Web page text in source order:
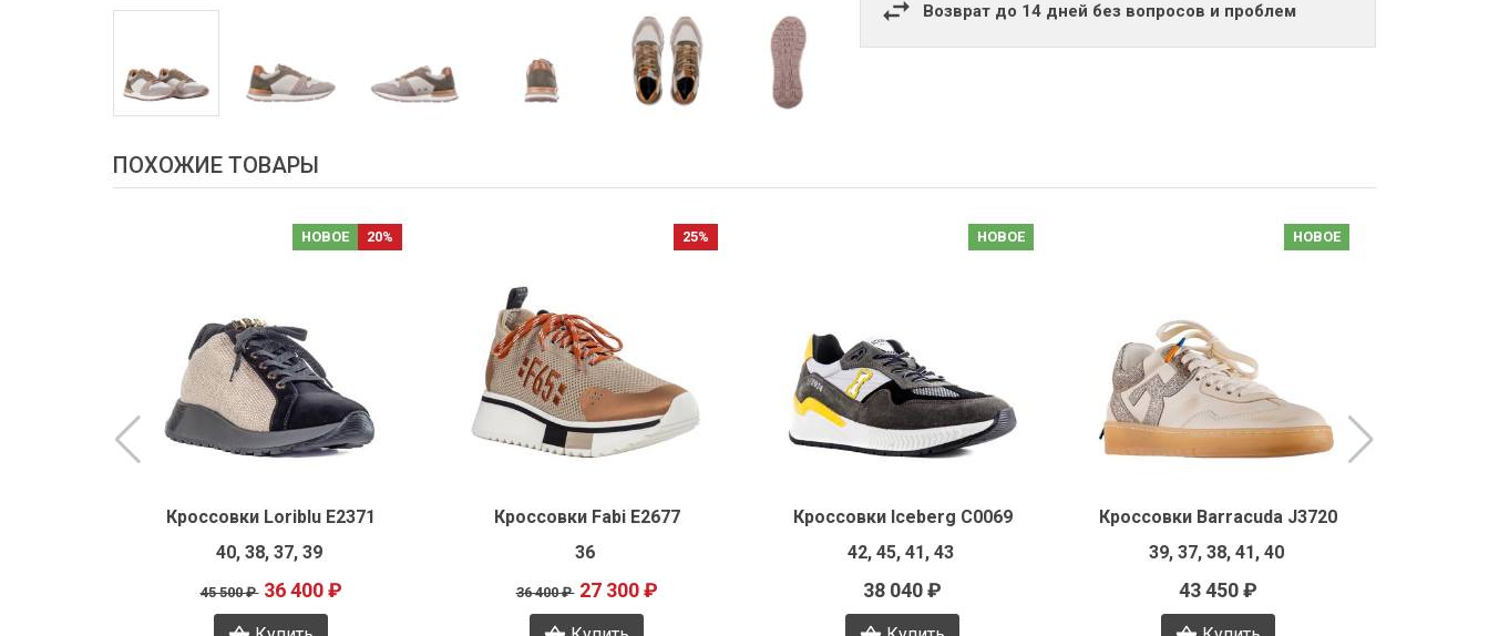
Возврат до 14 дней без вопросов и проблем
ПОХОЖИЕ ТОВАРЫ
20%
НОВОЕ
Кроссовки Loriblu E2371
40, 38, 37, 39
45 500 ₽ 36 400 ₽
25%
Кроссовки Fabi E2677
36
36 400 ₽ 27 300 ₽
НОВОЕ
Кроссовки Iceberg C0069
42, 45, 41, 43
38 040 ₽
НОВОЕ
Кроссовки Barracuda J3720
39, 37, 38, 41, 40
43 450 ₽